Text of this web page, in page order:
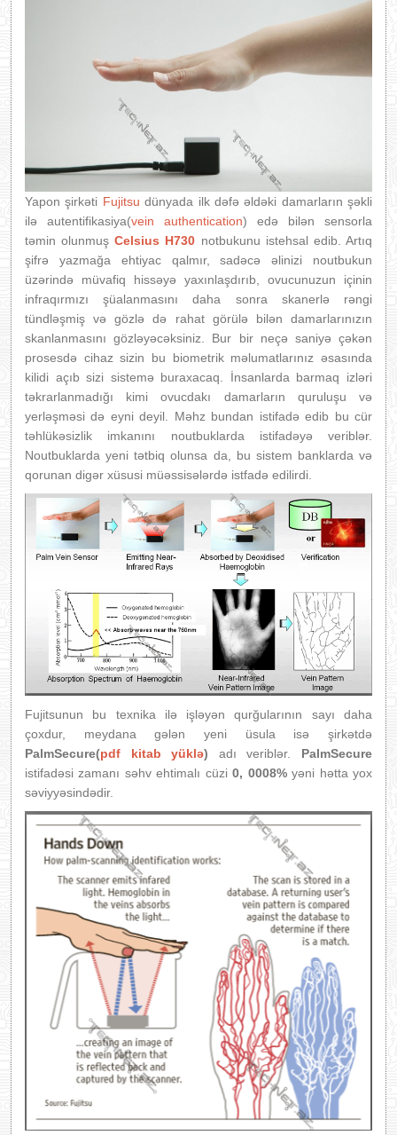
Yapon şirkəti Fujitsudünyada ilk dəfə əldəki damarların şəkli
ilə autentifikasiya(vein authentication) edə bilən sensorla
təmin olunmuşCelsius H730 notbukunu istehsal edib. Artıq
şifrə yazmağa ehtiyac qalmır, sadəcə əlinizi noutbukun
üzərində müvafiq hissəyə yaxınlaşdırıb, ovucunuzun içinin
infraqırmızı şüalanmasını daha sonra skanerlə rəngi
tündləşmiş və gözlə də rahat görülə bilən damarlarınızın
skanlanmasını gözləyəcəksiniz. Bur bir neçə saniyə çəkən
prosesdə cihaz sizin bu biometrik məlumatlarınız əsasında
kilidi açıb sizi sistemə buraxacaq. İnsanlarda barmaq izləri
təkrarlanmadığı kimi ovucdakı damarların quruluşu və
yerləşməsi də eyni deyil. Məhz bundan istifadə edib bu cür
təhlükəsizlik imkanını noutbuklarda istifadəyə veriblər.
Noutbuklarda yeni tətbiq olunsa da, bu sistem banklarda və
qorunan digər xüsusi müəssisələrdə istfadə edilirdi.
Fujitsunun bu texnika ilə işləyən qurğularının sayı daha
çoxdur, meydana gələn yeni üsula isə şirkətdə
PalmSecure(pdf kitab yüklə) adı veriblər. PalmSecure
istifadəsi zamanı səhv ehtimalı cüzi0, 0008%yəni hətta yox
səviyyəsindədir.